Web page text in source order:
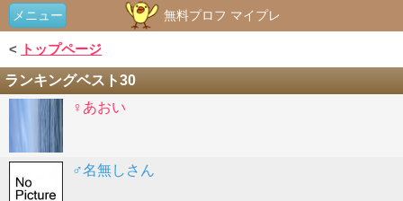
メニュー 無料プロフ マイプレ
< トップページ
ランキングベスト30
♀あおい
♂名無しさん